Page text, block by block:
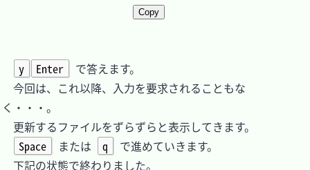
Copy
y Enter
で答えます。
今回は、これ以降、入力を要求されることもな
く・・・。
更新するファイルをずらずらと表示してきます。
Space
または q
で進めていきます。
下記の状態で終わりました。